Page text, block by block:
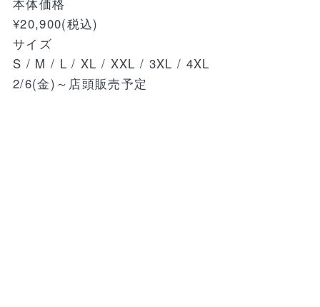
本体価格
¥20,900(税込)
サイズ
S / M / L / XL / XXL / 3XL / 4XL
2/6(金)～店頭販売予定